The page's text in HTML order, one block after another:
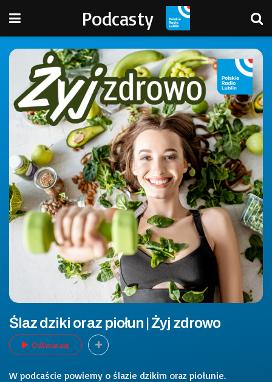
Podcasty
Ślaz dziki oraz piołun | Żyj zdrowo
Odtwarzaj
W podcaście powiemy o ślazie dzikim oraz piołunie.